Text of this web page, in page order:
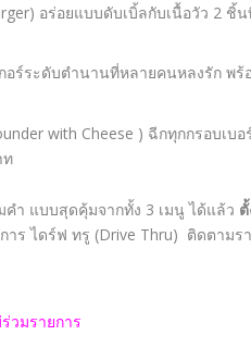
อร่อยแบบดับเบิ้ลกับเนื้อวัว 2
กอร์ระดับตํานานที่หลายคนหลงรัก พ
with Cheese ) ฉีกทุกกรอบเบ
ท
คำ แบบสุดคุ้มจากทั้ง 3 เมนู ได้แล้ว
ร ไดร์ฟ ทรู (Drive Thru) ติดตามรา
วมรายการ